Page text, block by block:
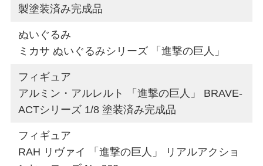
製塗装済み完成品
ぬいぐるみ
ミカサ ぬいぐるみシリーズ 「進撃の巨人」
フィギュア
アルミン・アルレルト 「進撃の巨人」 BRAVE-
ACTシリーズ 1/8 塗装済み完成品
フィギュア
RAH リヴァイ 「進撃の巨人」 リアルアクショ